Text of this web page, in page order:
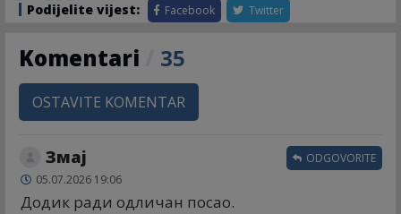
Podijelite vijest: Facebook Twitter
Komentari 35
OSTAVITE KOMENTAR
Змај
05.07.2026 19:06
Додик ради одличан посао.
ODGOVORITE